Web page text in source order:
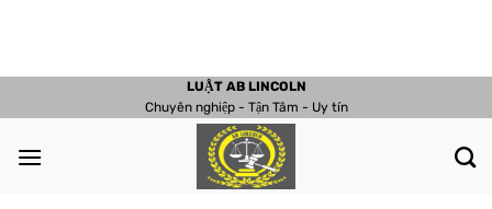
dung
LUẬT AB LINCOLN
Chuyên nghiệp - Tận Tâm - Uy tín